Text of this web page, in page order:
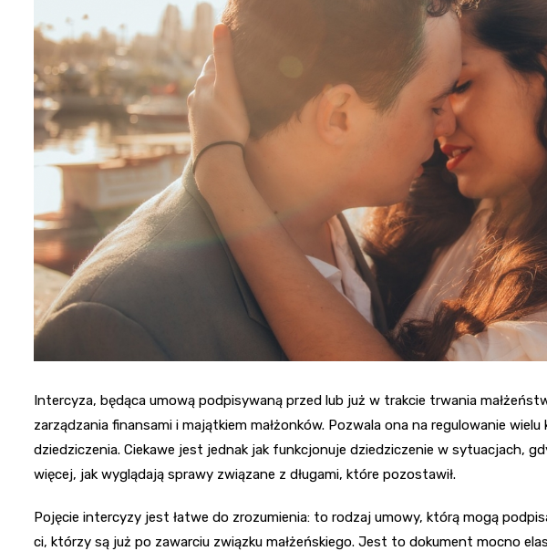
Intercyza, będąca umową podpisywaną przed lub już w trakcie trwania
zarządzania finansami i majątkiem małżonków. Pozwala ona na regulowanie
dziedziczenia. Ciekawe jest jednak jak funkcjonuje dziedziczenie w sytuacjach,
więcej, jak wyglądają sprawy związane z długami, które pozostawił.
Pojęcie intercyzy jest łatwe do zrozumienia: to rodzaj umowy, którą mogą
ci, którzy są już po zawarciu związku małżeńskiego. Jest to dokument mocno